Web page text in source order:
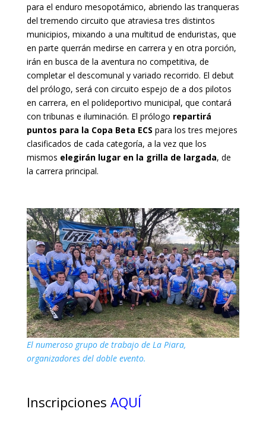
para el enduro mesopotámico, abriendo las tranqueras
del tremendo circuito que atraviesa tres distintos
municipios, mixando a una multitud de enduristas, que
en parte querrán medirse en carrera y en otra porción,
irán en busca de la aventura no competitiva, de
completar el descomunal y variado recorrido. El debut
del prólogo, será con circuito espejo de a dos pilotos
en carrera, en el polideportivo municipal, que contará
con tribunas e iluminación. El prólogo repartirá
puntos para la Copa Beta ECS para los tres mejores
clasificados de cada categoría, a la vez que los
mismos elegirán lugar en la grilla de largada, de
la carrera principal.
El numeroso grupo de trabajo de La Piara,
organizadores del doble evento.
Inscripciones AQUÍ